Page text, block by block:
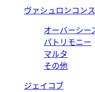
ヴァシュロンコン
オーバーシー
パトリモニー
マルタ
その他
ジェイコブ